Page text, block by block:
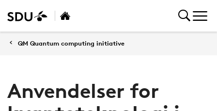
QM Quantum computing initiative
Anvendelser for